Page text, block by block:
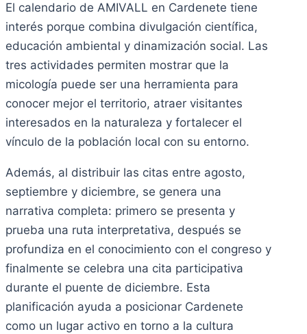
El calendario de AMIVALL en Cardenete tiene
interés porque combina divulgación científica,
educación ambiental y dinamización social. Las
tres actividades permiten mostrar que la
micología puede ser una herramienta para
conocer mejor el territorio, atraer visitantes
interesados en la naturaleza y fortalecer el
vínculo de la población local con su entorno.
Además, al distribuir las citas entre agosto,
septiembre y diciembre, se genera una
narrativa completa: primero se presenta y
prueba una ruta interpretativa, después se
profundiza en el conocimiento con el congreso y
finalmente se celebra una cita participativa
durante el puente de diciembre. Esta
planificación ayuda a posicionar Cardenete
como un lugar activo en torno a la cultura